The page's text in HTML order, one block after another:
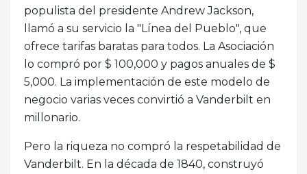
populista del presidente Andrew Jackson,
llamó a su servicio la "Línea del Pueblo", que
ofrece tarifas baratas para todos. La Asociación
lo compró por $ 100,000 y pagos anuales de $
5,000. La implementación de este modelo de
negocio varias veces convirtió a Vanderbilt en
millonario.
Pero la riqueza no compró la respetabilidad de
Vanderbilt. En la década de 1840, construyó